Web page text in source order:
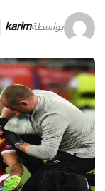
بواسطةkarim